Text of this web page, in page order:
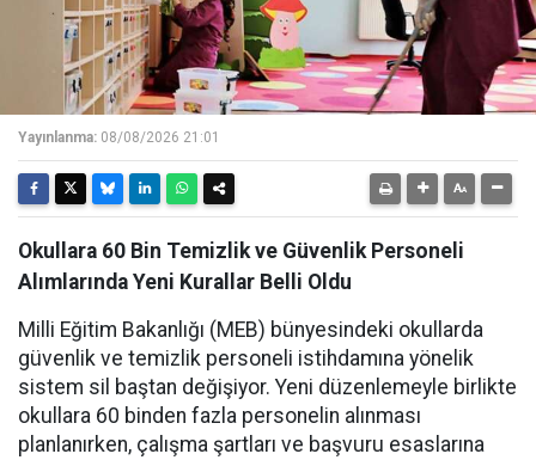
Yayınlanma: 08/08/2026 21:01
Okullara 60 Bin Temizlik ve Güvenlik Personeli
Alımlarında Yeni Kurallar Belli Oldu
Milli Eğitim Bakanlığı (MEB) bünyesindeki okullarda
güvenlik ve temizlik personeli istihdamına yönelik
sistem sil baştan değişiyor. Yeni düzenlemeyle birlikte
okullara 60 binden fazla personelin alınması
planlanırken, çalışma şartları ve başvuru esaslarına